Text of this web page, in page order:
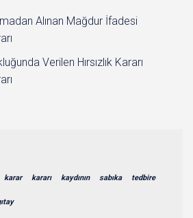
Alınan Mağdur İfadesi
Verilen Hırsızlık Kararı
karar kararı kaydının sabıka tedbire